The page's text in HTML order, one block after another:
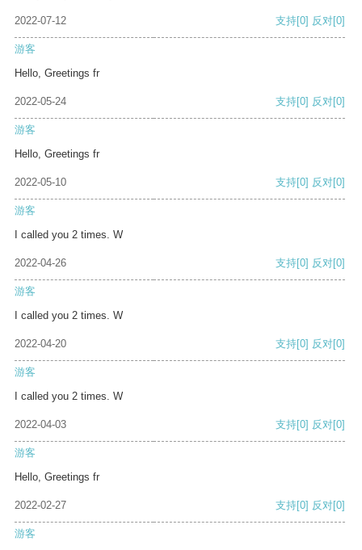
2022-07-12 支持[0] 反对[0]
游客
Hello, Greetings fr
2022-05-24 支持[0] 反对[0]
游客
Hello, Greetings fr
2022-05-10 支持[0] 反对[0]
游客
I called you 2 times. W
2022-04-26 支持[0] 反对[0]
游客
I called you 2 times. W
2022-04-20 支持[0] 反对[0]
游客
I called you 2 times. W
2022-04-03 支持[0] 反对[0]
游客
Hello, Greetings fr
2022-02-27 支持[0] 反对[0]
游客